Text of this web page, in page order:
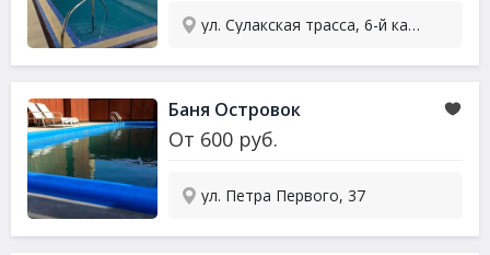
ул. Сулакская трасса, 6-й караман
Баня Островок
От 600 руб.
ул. Петра Первого, 37